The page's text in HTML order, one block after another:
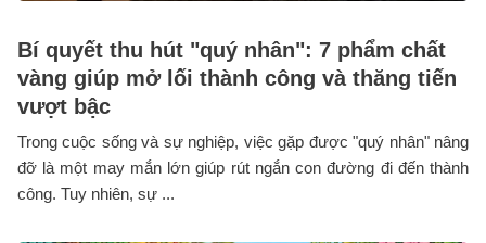
Bí quyết thu hút "quý nhân": 7 phẩm chất
vàng giúp mở lối thành công và thăng tiến
vượt bậc
Trong cuộc sống và sự nghiệp, việc gặp được "quý nhân" nâng
đỡ là một may mắn lớn giúp rút ngắn con đường đi đến thành
công. Tuy nhiên, sự ...